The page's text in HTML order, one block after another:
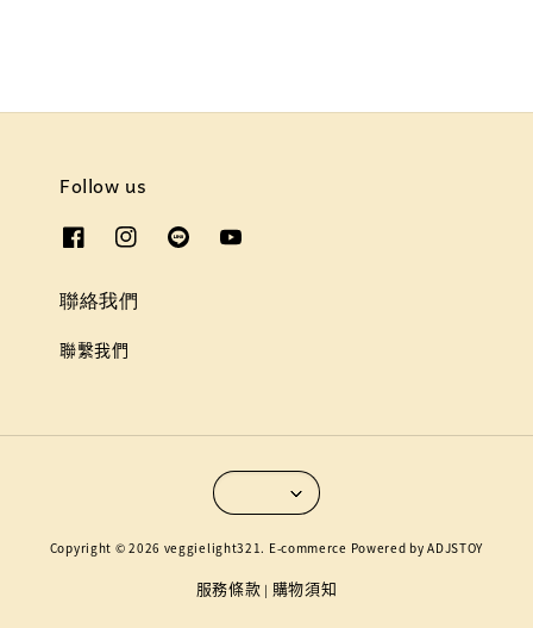
Follow us
聯絡我們
聯繫我們
Copyright © 2026 veggielight321. E-commerce Powered by ADJSTOY
服務條款 | 購物須知